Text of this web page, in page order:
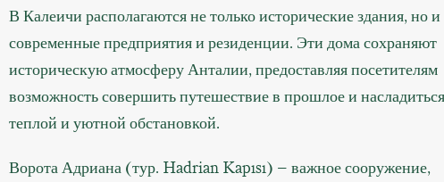
В Калеичи располагаются не только исторические здания, но и
современные предприятия и резиденции. Эти дома сохраняют
историческую атмосферу Анталии, предоставляя посетителям
возможность совершить путешествие в прошлое и насладиться
теплой и уютной обстановкой.
Ворота Адриана (тур. Hadrian Kapısı) – важное сооружение,